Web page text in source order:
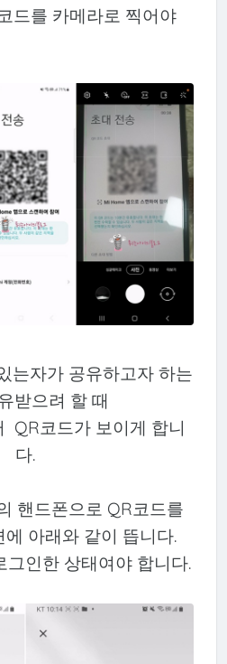
드를 카메라로 찍어야
는자가 공유하고자 하는
받으려 할 때
QR코드가 보이게 합니
다.
핸드폰으로 QR코드를
아래와 같이 뜹니다.
인한 상태여야 합니다.